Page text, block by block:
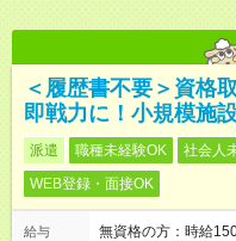
＜履歴書不要＞資格
即戦力に！小規模施
派遣 職種未経験OK 社会人
WEB登録・面接OK
給与
無資格の方：時給